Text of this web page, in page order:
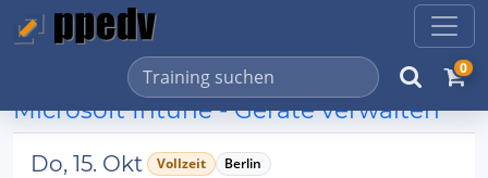
0
Microsoft Intune - Geräte verwalten
Do, 15. Okt Vollzeit Berlin